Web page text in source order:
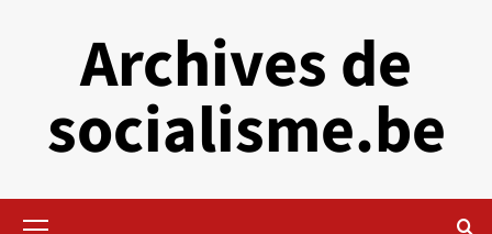
Archives de
socialisme.be